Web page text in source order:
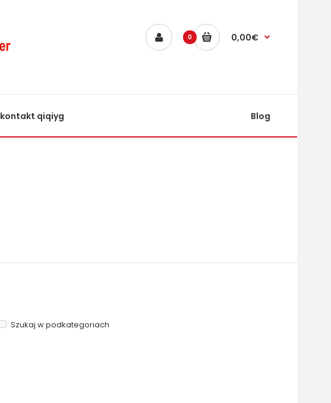
0 0,00€
kontakt qiqiyg Blog
Szukaj w podkategoriach